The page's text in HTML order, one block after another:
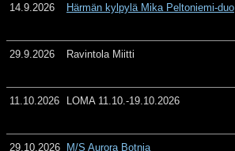
14.9.2026 Härmän kylpylä Mika Peltoniemi-duo
29.9.2026 Ravintola Miitti
11.10.2026 LOMA 11.10.-19.10.2026
29.10.2026 M/S Aurora Botnia